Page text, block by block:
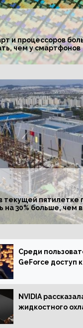
и процессоров
чем у смартфонов
текущей пятилетке
на 30% больше, чем
Среди
GeForce доступ
NVIDIA
жидкостного